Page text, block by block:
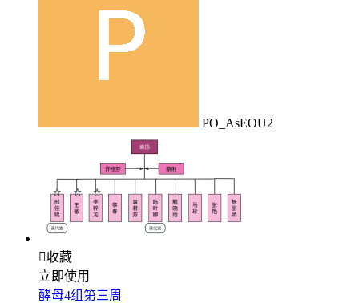
PO_AsEOU2
收藏
立即使用
酵母4组第三周